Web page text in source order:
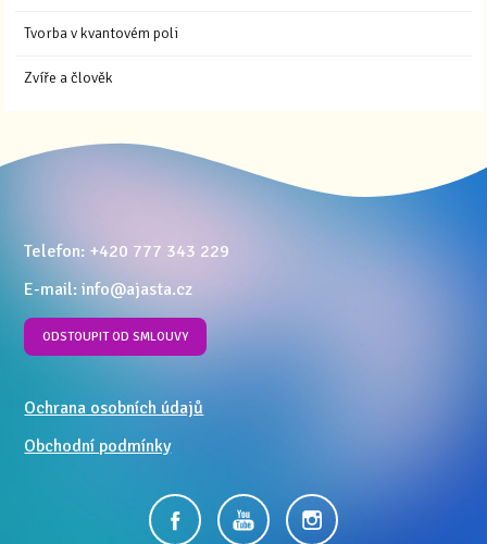
Tvorba v kvantovém poli
Zvíře a člověk
Telefon: +420 777 343 229
E-mail: info@ajasta.cz
ODSTOUPIT OD SMLOUVY
Ochrana osobních údajů
Obchodní podmínky